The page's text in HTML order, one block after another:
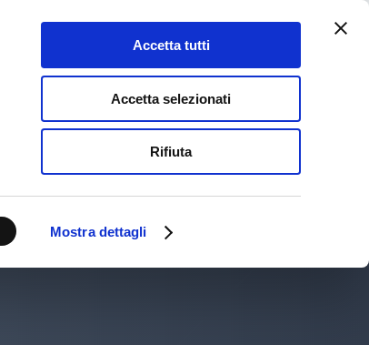
Mostra dettagli
Accetta tutti
Accetta selezionati
Rifiuta